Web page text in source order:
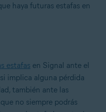
haya futuras estafas en
estafas en Signal ante el
implica alguna pérdida
también ante las
no siempre podrás